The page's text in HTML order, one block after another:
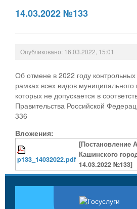
14.03.2022 №133
Опубликовано: 16.03.2022, 15:01
Об отмене в 2022 году
рамках всех видов
которых не допускается в
Правительства Российской
336
Вложения:
p133_14032022.pdf
[Постановление
Кашинского
14.03.2022 №133]